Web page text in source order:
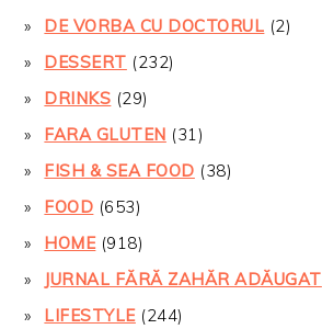
DE VORBA CU DOCTORUL (2)
DESSERT (232)
DRINKS (29)
FARA GLUTEN (31)
FISH & SEA FOOD (38)
FOOD (653)
HOME(918)
JURNAL FĂRĂ ZAHĂR ADĂUGAT
LIFESTYLE(244)